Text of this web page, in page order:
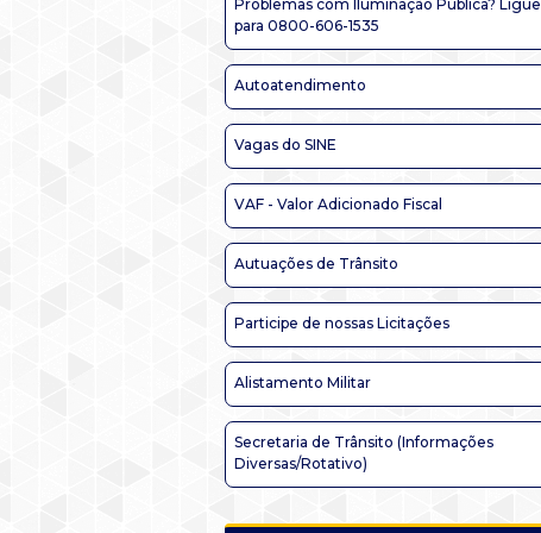
Problemas com Iluminação Pública? Ligue
para 0800-606-1535
Autoatendimento
Vagas do SINE
VAF - Valor Adicionado Fiscal
Autuações de Trânsito
Participe de nossas Licitações
Alistamento Militar
Secretaria de Trânsito (Informações
Diversas/Rotativo)